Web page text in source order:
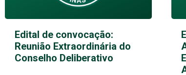
Edital de convocação:
Reunião Extraordinária do
Conselho Deliberativo